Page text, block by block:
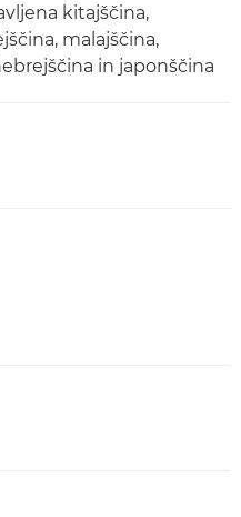
kitajščina,
malajščina,
in japonščina